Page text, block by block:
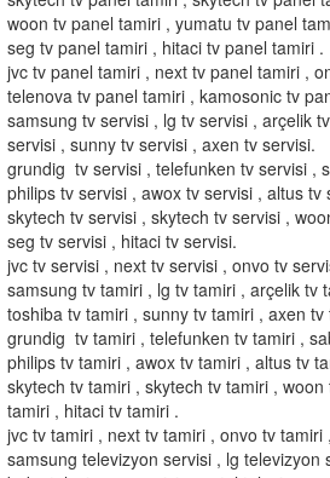
woon tv panel tamiri , yumatu tv panel
seg tv panel tamiri , hitaci tv panel tamiri .
jvc tv panel tamiri , next tv panel tamiri ,
telenova tv panel tamiri , kamosonic tv
samsung tv servisi , lg tv servisi , arçelik
servisi , sunny tv servisi , axen tv servisi.
grundig tv servisi , telefunken tv servisi ,
philips tv servisi , awox tv servisi , altus tv
skytech tv servisi , skytech tv servisi ,
seg tv servisi , hitaci tv servisi.
jvc tv servisi , next tv servisi , onvo tv
samsung tv tamiri , lg tv tamiri , arçelik tv
toshiba tv tamiri , sunny tv tamiri , axen tv
grundig tv tamiri , telefunken tv tamiri ,
philips tv tamiri , awox tv tamiri , altus tv
skytech tv tamiri , skytech tv tamiri ,
tamiri , hitaci tv tamiri .
jvc tv tamiri , next tv tamiri , onvo tv
samsung televizyon servisi , lg televizyon